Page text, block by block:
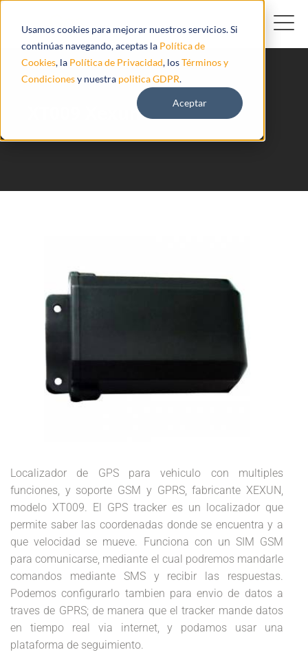
Usamos cookies para mejorar nuestros servicios. Si
continúas navegando, aceptas la Política de
Cookies, la Política de Privacidad, losTérminos y
Condicionesy nuestra politica GDPR.
Aceptar
XT009 Xexun
Localizador de GPS para vehiculo con multiples
funciones, y soporte GSM y GPRS, fabricante XEXUN,
modelo XT009. El GPS tracker es un localizador que
permite saber las coordenadas donde se encuentra y a
que velocidad se mueve. Funciona con un SIM GSM
para comunicarse, mediante el cual podremos mandarle
comandos mediante SMS y recibir las respuestas.
Podemos configurarlo tambien para envio de datos a
traves de GPRS; de manera que el tracker mande datos
en tiempo real via internet, y podamos usar una
plataforma de seguimiento.